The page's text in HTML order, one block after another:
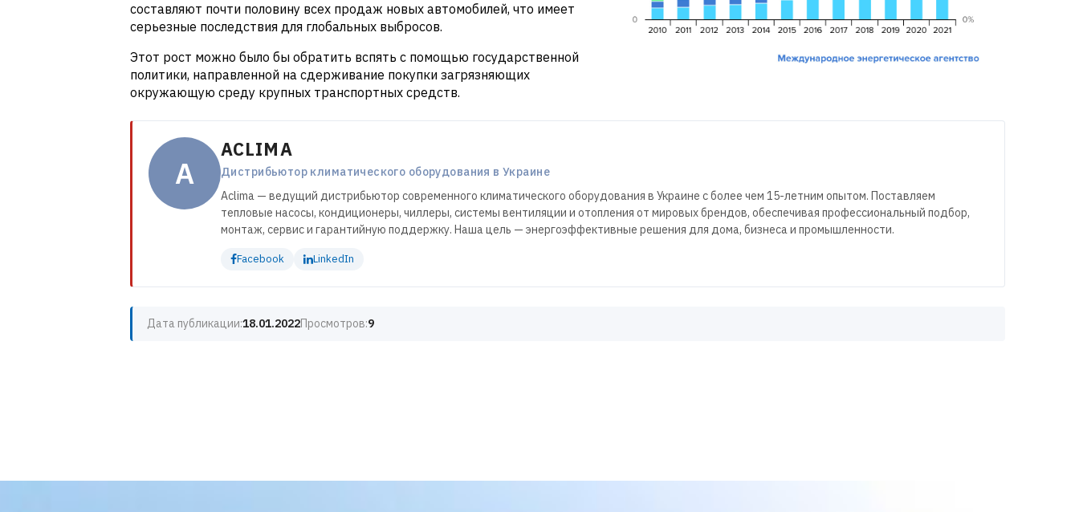
составляют почти половину всех продаж новых автомобилей, что имеет
серьезные последствия для глобальных выбросов.
Этот рост можно было бы обратить вспять с помощью государственной
политики, направленной на сдерживание покупки загрязняющих
окружающую среду крупных транспортных средств.
A
ACLIMA
Дистрибьютор климатического оборудования в Украине
Aclima — ведущий дистрибьютор современного климатического оборудования в Украине с более чем 15-летним опытом. Поставляем
тепловые насосы, кондиционеры, чиллеры, системы вентиляции и отопления от мировых брендов, обеспечивая профессиональный подбор,
монтаж, сервис и гарантийную поддержку. Наша цель — энергоэффективные решения для дома, бизнеса и промышленности.
Facebook LinkedIn
Дата публикации:18.01.2022Просмотров:9